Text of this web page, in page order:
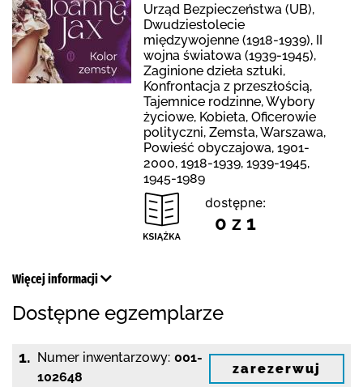
Urząd Bezpieczeństwa (UB),
Dwudziestolecie
międzywojenne (1918-1939), II
wojna światowa (1939-1945),
Zaginione dzieła sztuki,
Konfrontacja z przeszłością,
Tajemnice rodzinne, Wybory
życiowe, Kobieta, Oficerowie
polityczni, Zemsta, Warszawa,
Powieść obyczajowa, 1901-
2000, 1918-1939, 1939-1945,
1945-1989
dostępne:
0 z 1
Więcej informacji
Dostępne egzemplarze
1. Numer inwentarzowy: 001-
102648
zarezerwuj